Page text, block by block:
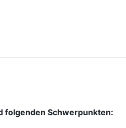
folgenden Schwerpunkten: